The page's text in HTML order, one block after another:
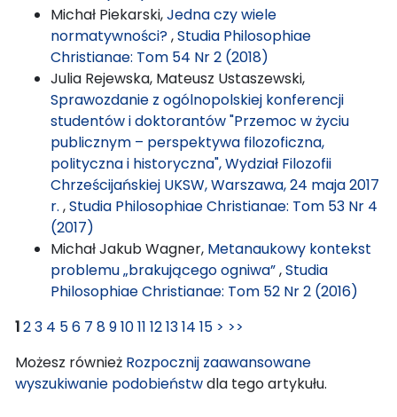
Michał Piekarski,Jedna czy wiele
normatywności?,Studia Philosophiae
Christianae: Tom 54 Nr 2 (2018)
Julia Rejewska, Mateusz Ustaszewski,
Sprawozdanie z ogólnopolskiej konferencji
studentów i doktorantów "Przemoc w życiu
publicznym – perspektywa filozoficzna,
polityczna i historyczna", Wydział Filozofii
Chrześcijańskiej UKSW, Warszawa, 24 maja 2017
r. ,Studia Philosophiae Christianae: Tom 53 Nr 4
(2017)
Michał Jakub Wagner, Metanaukowy kontekst
problemu „brakującego ogniwa”,Studia
Philosophiae Christianae: Tom 52 Nr 2 (2016)
123 4 56 7 891011 121314 15 > >>
Możesz również Rozpocznij zaawansowane
wyszukiwanie podobieństwdla tego artykułu.